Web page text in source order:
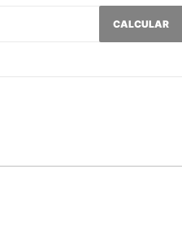
CALCULAR